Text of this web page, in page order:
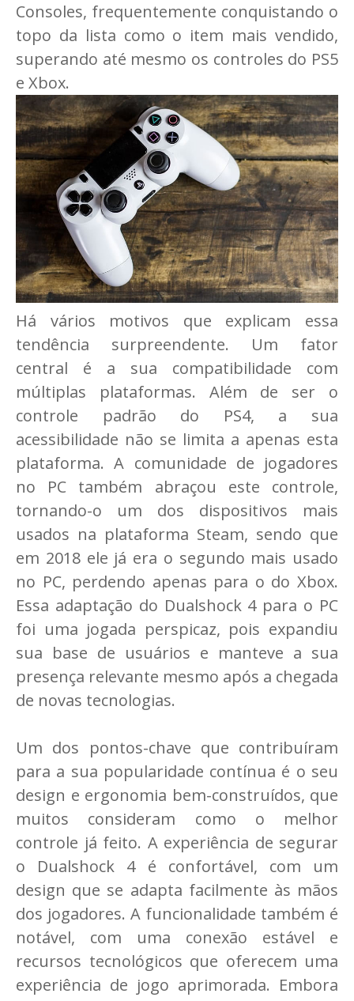
Consoles, frequentemente conquistando o
topo da lista como o item mais vendido,
superando até mesmo os controles do PS5
e Xbox.
Há vários motivos que explicam essa
tendência surpreendente. Um fator
central é a sua compatibilidade com
múltiplas plataformas. Além de ser o
controle padrão do PS4, a sua
acessibilidade não se limita a apenas esta
plataforma. A comunidade de jogadores
no PC também abraçou este controle,
tornando-o um dos dispositivos mais
usados na plataforma Steam, sendo que
em 2018 ele já era o segundo mais usado
no PC, perdendo apenas para o do Xbox.
Essa adaptação do Dualshock 4 para o PC
foi uma jogada perspicaz, pois expandiu
sua base de usuários e manteve a sua
presença relevante mesmo após a chegada
de novas tecnologias.
Um dos pontos-chave que contribuíram
para a sua popularidade contínua é o seu
design e ergonomia bem-construídos, que
muitos consideram como o melhor
controle já feito. A experiência de segurar
o Dualshock 4 é confortável, com um
design que se adapta facilmente às mãos
dos jogadores. A funcionalidade também é
notável, com uma conexão estável e
recursos tecnológicos que oferecem uma
experiência de jogo aprimorada. Embora